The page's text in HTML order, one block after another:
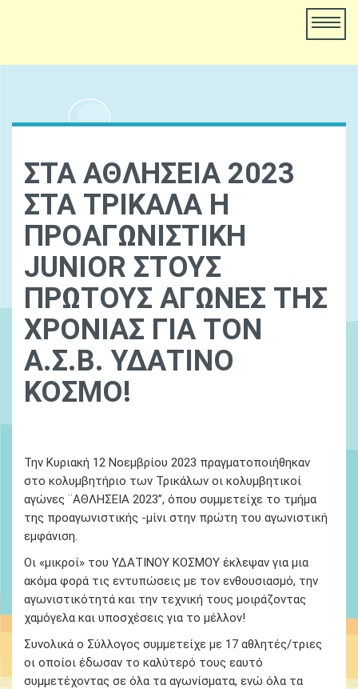
ΣΤΑ ΑΘΛΗΣΕΙΑ 2023
ΣΤΑ ΤΡΙΚΑΛΑ Η
ΠΡΟΑΓΩΝΙΣΤΙΚΗ
JUNIOR ΣΤΟΥΣ
ΠΡΩΤΟΥΣ ΑΓΩΝΕΣ ΤΗΣ
ΧΡΟΝΙΑΣ ΓΙΑ ΤΟΝ
Α.Σ.Β. ΥΔΑΤΙΝΟ
ΚΟΣΜΟ!
Την Κυριακή 12 Νοεμβρίου 2023 πραγματοποιήθηκαν
στο κολυμβητήριο των Τρικάλων οι κολυμβητικοί
αγώνες ¨ΑΘΛΗΣΕΙΑ 2023”, όπου συμμετείχε το τμήμα
της προαγωνιστικής -μίνι στην πρώτη του αγωνιστική
εμφάνιση.
Οι «μικροί» του ΥΔΑΤΙΝΟΥ ΚΟΣΜΟΥ έκλεψαν για μια
ακόμα φορά τις εντυπώσεις με τον ενθουσιασμό, την
αγωνιστικότητά και την τεχνική τους μοιράζοντας
χαμόγελα και υποσχέσεις για το μέλλον!
Συνολικά ο Σύλλογος συμμετείχε με 17 αθλητές/τριες
οι οποίοι έδωσαν το καλύτερό τους εαυτό
συμμετέχοντας σε όλα τα αγωνίσματα, ενώ όλα τα